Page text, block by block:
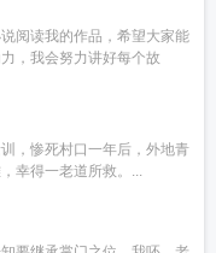
阅读我的作品，希望大家能
，我会努力讲好每个故
，惨死村口一年后，外地青
幸得一老道所救。...